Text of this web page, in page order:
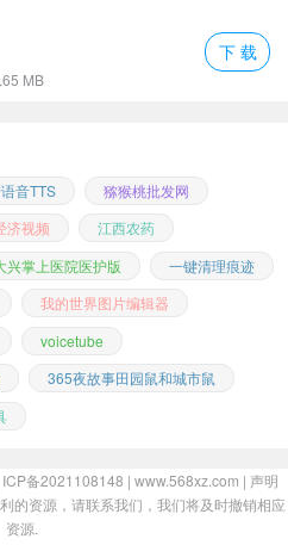
MB
下 载
音TTS
猕猴桃批发网
济视频
江西农药
兴掌上医院医护版
一键清理痕迹
我的世界图片编辑器
voicetube
365夜故事田园鼠和城市鼠
ICP备2021108148 | www.568xz.com | 声明
的资源，请联系我们，我们将及时撤销相应
资源.